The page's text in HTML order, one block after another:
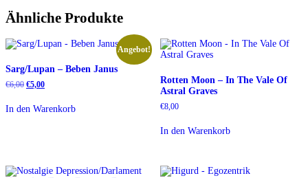
Ähnliche Produkte
Angebot!
Sarg/Lupan – Beben Janus
€6,00 Ursprünglicher
war:
€6,00
€5,00Aktueller
€5,00.
In den Warenkorb
Rotten Moon – In The Vale Of
Astral Graves
€8,00
In den Warenkorb